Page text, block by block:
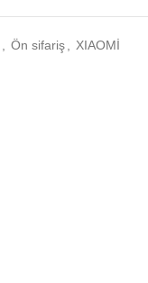
Ön sifariş
XIAOMİ